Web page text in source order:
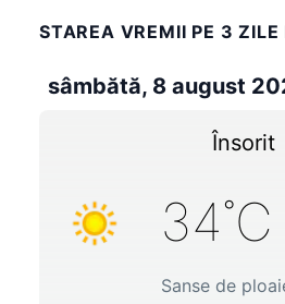
STAREA VREMII PE 3 ZILE
sâmbătă, 8 august
Însorit
34˚C
Sanse de